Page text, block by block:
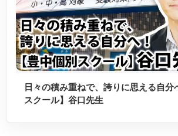
日々の積み重ねで、誇りに思える自分
スクール】谷口先生